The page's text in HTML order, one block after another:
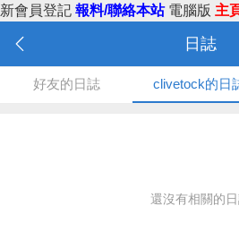
新會員登記 報料/聯絡本站 電腦版 主
日誌
好友的日誌 clivetock的日
還沒有相關的